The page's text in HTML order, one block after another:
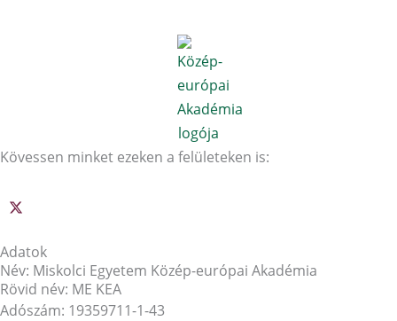
Kövessen minket ezeken a felületeken is:
Adatok
Név: Miskolci Egyetem Közép-európai Akadémia
Rövid név: ME KEA
Adószám: 19359711-1-43